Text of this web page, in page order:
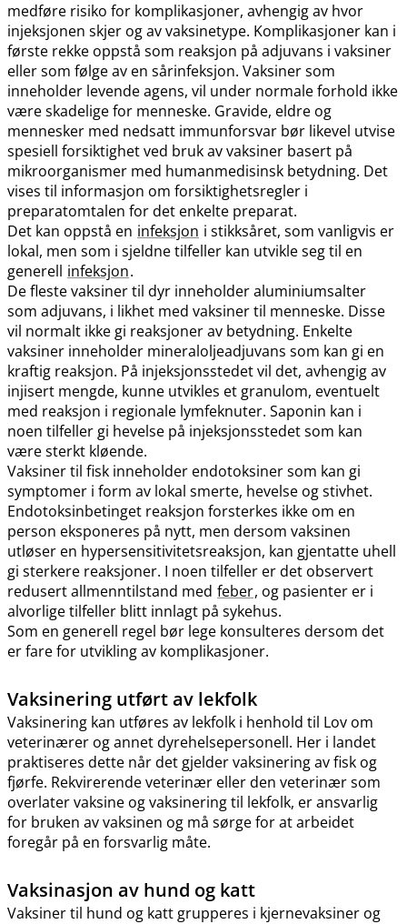
medføre risiko for komplikasjoner, avhengig av hvor
injeksjonen skjer og av vaksinetype. Komplikasjoner kan i
første rekke oppstå som reaksjon på adjuvans i vaksiner
eller som følge av en sårinfeksjon. Vaksiner som
inneholder levende agens, vil under normale forhold ikke
være skadelige for menneske. Gravide, eldre og
mennesker med nedsatt immunforsvar bør likevel utvise
spesiell forsiktighet ved bruk av vaksiner basert på
mikroorganismer med humanmedisinsk betydning. Det
vises til informasjon om forsiktighetsregler i
preparatomtalen for det enkelte preparat.
Det kan oppstå en infeksjon i stikksåret, som vanligvis er
lokal, men som i sjeldne tilfeller kan utvikle seg til en
generell infeksjon.
De fleste vaksiner til dyr inneholder aluminiumsalter
som adjuvans, i likhet med vaksiner til menneske. Disse
vil normalt ikke gi reaksjoner av betydning. Enkelte
vaksiner inneholder mineraloljeadjuvans som kan gi en
kraftig reaksjon. På injeksjonsstedet vil det, avhengig av
injisert mengde, kunne utvikles et granulom, eventuelt
med reaksjon i regionale lymfeknuter. Saponin kan i
noen tilfeller gi hevelse på injeksjonsstedet som kan
være sterkt kløende.
Vaksiner til fisk inneholder endotoksiner som kan gi
symptomer i form av lokal smerte, hevelse og stivhet.
Endotoksinbetinget reaksjon forsterkes ikke om en
person eksponeres på nytt, men dersom vaksinen
utløser en hypersensitivitetsreaksjon, kan gjentatte uhell
gi sterkere reaksjoner. I noen tilfeller er det observert
redusert allmenntilstand med feber, og pasienter er i
alvorlige tilfeller blitt innlagt på sykehus.
Som en generell regel bør lege konsulteres dersom det
er fare for utvikling av komplikasjoner.
Vaksinering utført av lekfolk
Vaksinering kan utføres av lekfolk i henhold til Lov om
veterinærer og annet dyrehelsepersonell. Her i landet
praktiseres dette når det gjelder vaksinering av fisk og
fjørfe. Rekvirerende veterinær eller den veterinær som
overlater vaksine og vaksinering til lekfolk, er ansvarlig
for bruken av vaksinen og må sørge for at arbeidet
foregår på en forsvarlig måte.
Vaksinasjon av hund og katt
Vaksiner til hund og katt grupperes i kjernevaksiner og